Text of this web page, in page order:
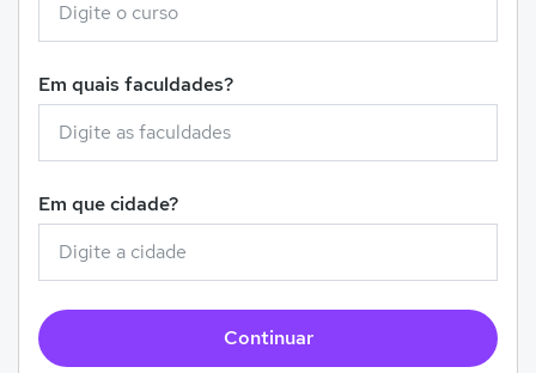
Em quais faculdades?
Em que cidade?
Continuar